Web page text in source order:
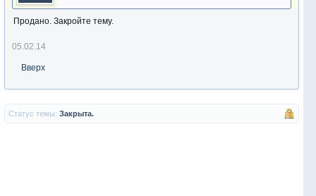
Продано. Закройте тему.
05.02.14
Вверх
Статус темы: Закрыта.